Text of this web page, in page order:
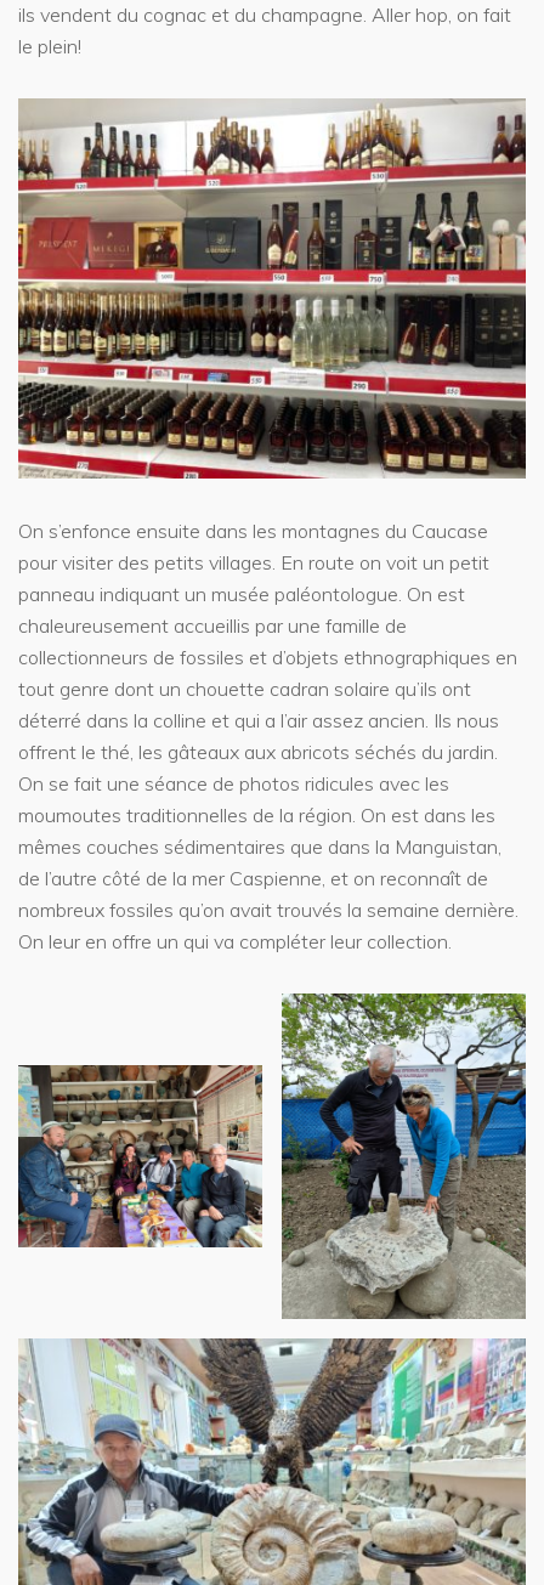
ils vendent du cognac et du champagne. Aller hop, on fait
le plein!
On s’enfonce ensuite dans les montagnes du Caucase
pour visiter des petits villages. En route on voit un petit
panneau indiquant un musée paléontologue. On est
chaleureusement accueillis par une famille de
collectionneurs de fossiles et d’objets ethnographiques en
tout genre dont un chouette cadran solaire qu’ils ont
déterré dans la colline et qui a l’air assez ancien. Ils nous
offrent le thé, les gâteaux aux abricots séchés du jardin.
On se fait une séance de photos ridicules avec les
moumoutes traditionnelles de la région. On est dans les
mêmes couches sédimentaires que dans la Manguistan,
de l’autre côté de la mer Caspienne, et on reconnaît de
nombreux fossiles qu’on avait trouvés la semaine dernière.
On leur en offre un qui va compléter leur collection.